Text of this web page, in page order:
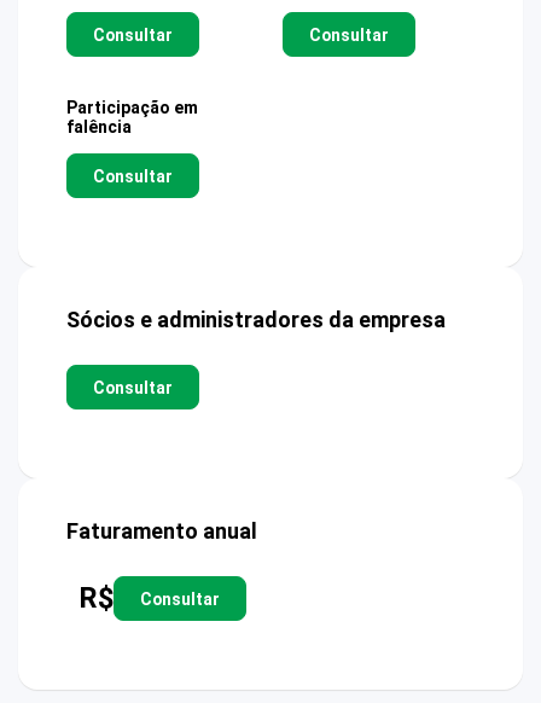
Consultar Consultar
Participação em
falência
Consultar
Sócios e administradores da empresa
Consultar
Faturamento anual
R$ Consultar